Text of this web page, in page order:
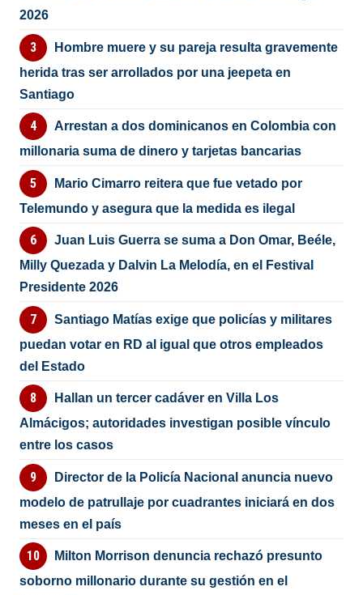
2026
Hombre muere y su pareja resulta gravemente
herida tras ser arrollados por una jeepeta en
Santiago
Arrestan a dos dominicanos en Colombia con
millonaria suma de dinero y tarjetas bancarias
Mario Cimarro reitera que fue vetado por
Telemundo y asegura que la medida es ilegal
Juan Luis Guerra se suma a Don Omar, Beéle,
Milly Quezada y Dalvin La Melodía, en el Festival
Presidente 2026
Santiago Matías exige que policías y militares
puedan votar en RD al igual que otros empleados
del Estado
Hallan un tercer cadáver en Villa Los
Almácigos; autoridades investigan posible vínculo
entre los casos
Director de la Policía Nacional anuncia nuevo
modelo de patrullaje por cuadrantes iniciará en dos
meses en el país
Milton Morrison denuncia rechazó presunto
soborno millonario durante su gestión en el